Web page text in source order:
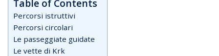
Table of Contents
Percorsi istruttivi
Percorsi circolari
Le passeggiate guidate
Le vette di Krk